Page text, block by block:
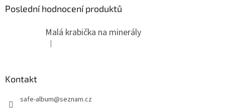
Poslední hodnocení produktů
Malá krabička na minerály
Hodnocení produktu je 4 z 5 hvězdiček.
|
Kontakt
safe-album@seznam.cz